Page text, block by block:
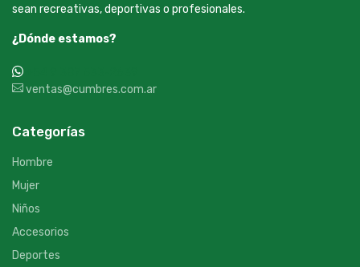
sean recreativas, deportivas o profesionales.
¿Dónde estamos?
ventas@cumbres.com.ar
Categorías
Hombre
Mujer
Niños
Accesorios
Deportes